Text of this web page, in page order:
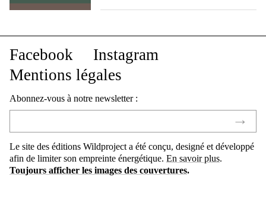
Facebook
Instagram
Mentions légales
Abonnez-vous à notre newsletter :
Le site des éditions Wildproject a été conçu, designé et développé
afin de limiter son empreinte énergétique. En savoir plus.
Toujours afficher les images des couvertures.